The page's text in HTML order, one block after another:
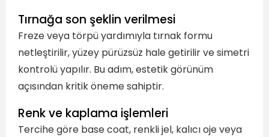
Tırnağa son şeklin verilmesi
Freze veya törpü yardımıyla tırnak formu
netleştirilir, yüzey pürüzsüz hale getirilir ve simetri
kontrolü yapılır. Bu adım, estetik görünüm
açısından kritik öneme sahiptir.
Renk ve kaplama işlemleri
Tercihe göre base coat, renkli jel, kalıcı oje veya